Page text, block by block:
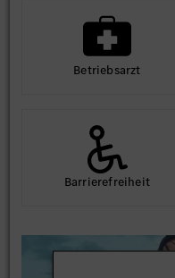
Betriebs­arzt
Barriere­frei­heit